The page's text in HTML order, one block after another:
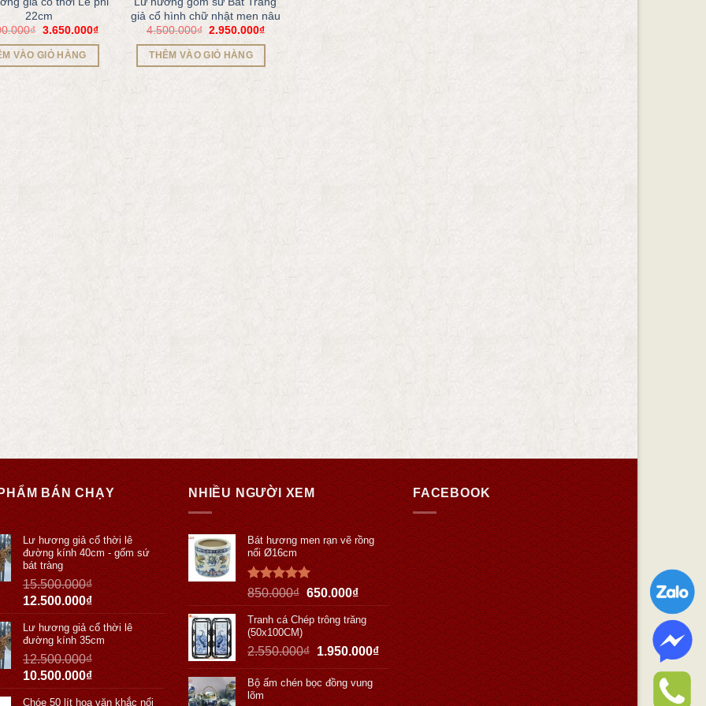
22cm
₫ 3.650.000₫
VÀO GIỎ HÀNG
giả cổ hình chữ nhật men nâu
4.500.000₫ 2.950.000₫
THÊM VÀO GIỎ HÀNG
BÁN CHẠY
Lư hương giả cổ thời lê
đường kính 40cm - gốm sứ
bát tràng
15.500.000₫
12.500.000₫
Lư hương giả cổ thời lê
đường kính 35cm
12.500.000₫
10.500.000₫
Chóe 50 lít hoa văn khắc nổi
NHIỀU NGƯỜI XEM
Bát hương men rạn vẽ rồng
nổi Ø16cm
Được xếp
hạng5.00
5 sao
850.000₫ 650.000₫
Tranh cá Chép trông trăng
(50x100CM)
2.550.000₫ 1.950.000₫
Bộ ấm chén bọc đồng vung
lõm
FACEBOOK